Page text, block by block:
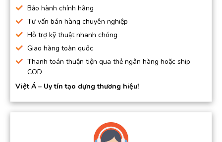
Bảo hành chính hãng
Tư vấn bán hàng chuyên nghiệp
Hỗ trợ kỹ thuật nhanh chóng
Giao hàng toàn quốc
Thanh toán thuận tiện qua thẻ ngân hàng hoặc ship
COD
Việt Á – Uy tín tạo dựng thương hiệu!